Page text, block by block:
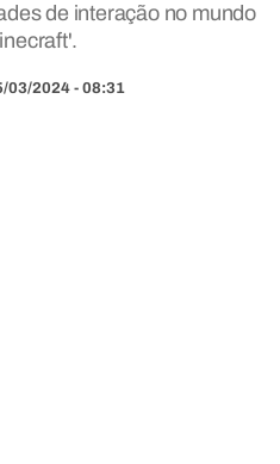
de interação no mundo
03/2024 - 08:31